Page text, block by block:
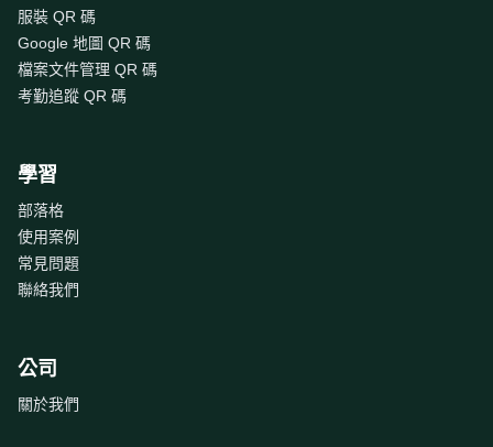
服裝 QR 碼
Google 地圖 QR 碼
檔案文件管理 QR 碼
考勤追蹤 QR 碼
學習
部落格
使用案例
常見問題
聯絡我們
公司
關於我們